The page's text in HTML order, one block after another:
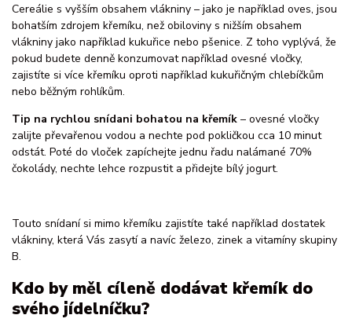
Cereálie s vyšším obsahem vlákniny – jako je například oves, jsou
bohatším zdrojem křemíku, než obiloviny s nižším obsahem
vlákniny jako například kukuřice nebo pšenice. Z toho vyplývá, že
pokud budete denně konzumovat například ovesné vločky,
zajistíte si více křemíku oproti například kukuřičným chlebíčkům
nebo běžným rohlíkům.
Tip na rychlou snídani bohatou na křemík – ovesné vločky
zalijte převařenou vodou a nechte pod pokličkou cca 10 minut
odstát. Poté do vloček zapíchejte jednu řadu nalámané 70%
čokolády, nechte lehce rozpustit a přidejte bílý jogurt.
Touto snídaní si mimo křemíku zajistíte také například dostatek
vlákniny, která Vás zasytí a navíc železo, zinek a vitamíny skupiny
B.
Kdo by měl cíleně dodávat křemík do
svého jídelníčku?